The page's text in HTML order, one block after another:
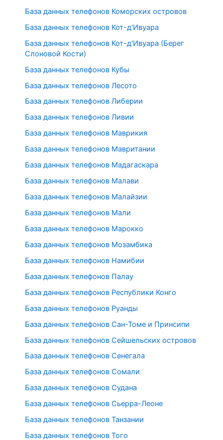
База данных телефонов Коморских островов
База данных телефонов Кот-д'Ивуара
База данных телефонов Кот-д'Ивуара (Берег
Слоновой Кости)
База данных телефонов Кубы
База данных телефонов Лесото
База данных телефонов Либерии
База данных телефонов Ливии
База данных телефонов Маврикия
База данных телефонов Мавритании
База данных телефонов Мадагаскара
База данных телефонов Малави
База данных телефонов Малайзии
База данных телефонов Мали
База данных телефонов Марокко
База данных телефонов Мозамбика
База данных телефонов Намибии
База данных телефонов Палау
База данных телефонов Республики Конго
База данных телефонов Руанды
База данных телефонов Сан-Томе и Принсипи
База данных телефонов Сейшельских островов
База данных телефонов Сенегала
База данных телефонов Сомали
База данных телефонов Судана
База данных телефонов Сьерра-Леоне
База данных телефонов Танзании
База данных телефонов Того